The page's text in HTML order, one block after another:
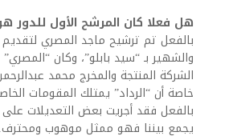
هل فعلا كان المرشح الأول للدور
بالفعل تم ترشيح ماجد المصري
والشهير بـ “سيد بابلو”، وكان
الشركة المنتجة والمخرج محمد
خاصة أن “الرداد” يمتلك المقومات
بالفعل فقد أجريت بعض التعديلات
يجمع بيننا فهو ممثل موهوب ومحترف.